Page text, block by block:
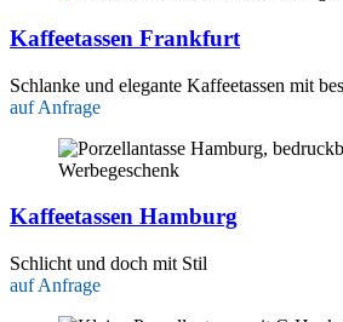
Kaffeetassen Frankfurt
Schlanke und elegante Kaffeetassen mit
auf Anfrage
Kaffeetassen Hamburg
Schlicht und doch mit Stil
auf Anfrage